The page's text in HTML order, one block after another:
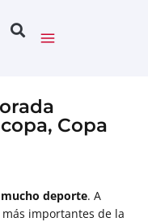
Copa
deporte. A
importantes de la